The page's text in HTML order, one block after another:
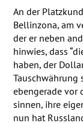
An der
Bellinzona, am
der er neben
hinwies, dass
haben, der
Tauschwährung
ebengerade vor
sinnen, ihre
nun hat